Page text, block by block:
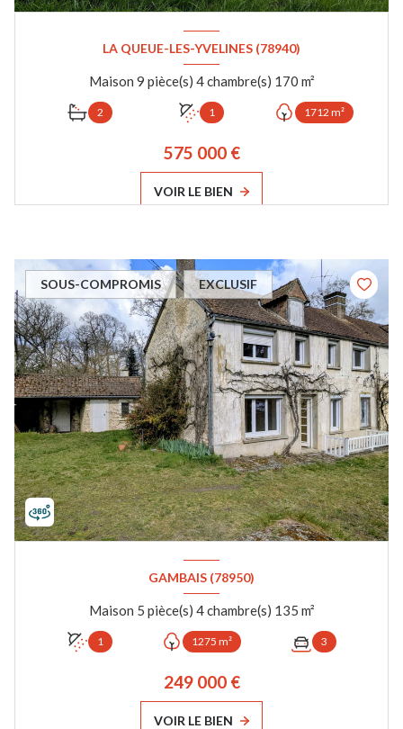
LA QUEUE-LES-YVELINES (78940)
Maison 9 pièce(s) 4 chambre(s) 170 m²
2 1 1712 m²
575 000 €
VOIR LE BIEN
SOUS-COMPROMIS EXCLUSIF
GAMBAIS (78950)
Maison 5 pièce(s) 4 chambre(s) 135 m²
1 1275 m² 3
249 000 €
VOIR LE BIEN